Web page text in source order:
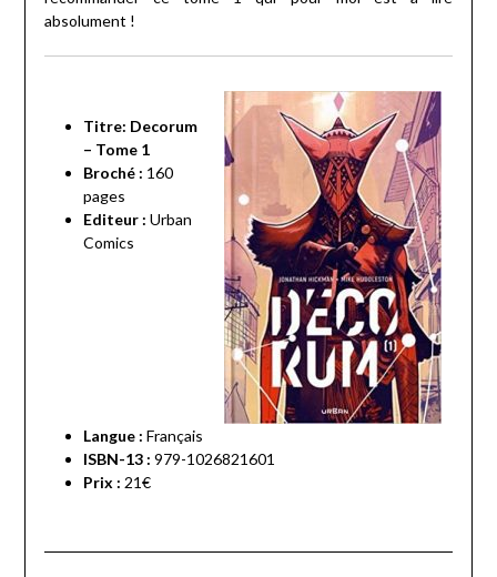
absolument !
Titre: Decorum
– Tome 1
Broché : 160
pages
Editeur : Urban
Comics
Langue : Français
ISBN-13 : 979-1026821601
Prix : 21€